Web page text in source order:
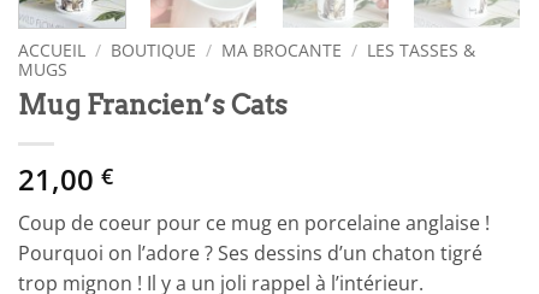
ACCUEIL / BOUTIQUE / MA BROCANTE / LES TASSES &
MUGS
Mug Francien’s Cats
21,00 €
Coup de coeur pour ce mug en porcelaine anglaise !
Pourquoi on l’adore ? Ses dessins d’un chaton tigré
trop mignon ! Il y a un joli rappel à l’intérieur.